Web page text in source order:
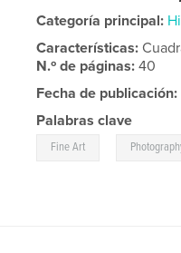
Categoría principal:
Características:
N.º de páginas:40
Fecha de publicación:
Palabras clave
Fine Art